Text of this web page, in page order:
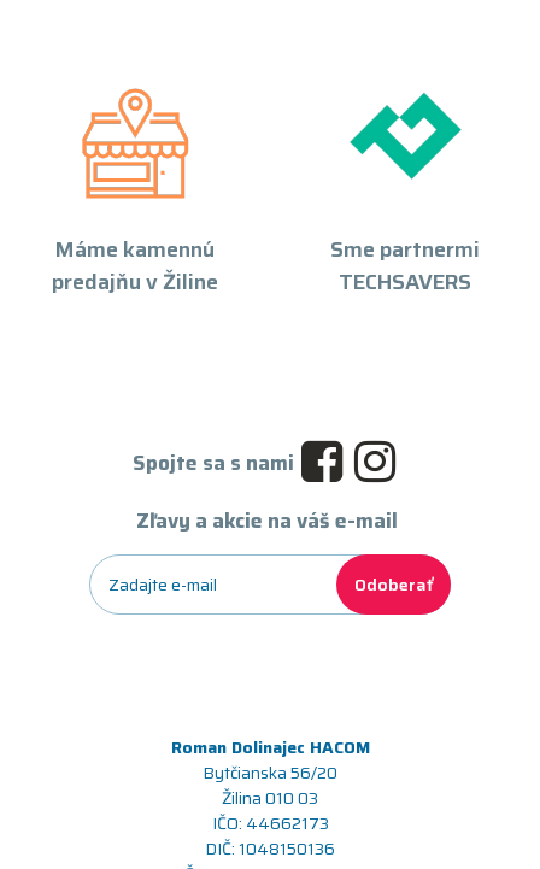
Máme kamennú
predajňu v Žiline
Sme partnermi
TECHSAVERS
Spojte sa s nami
Zľavy a akcie na váš e-mail
Odoberať
Roman Dolinajec HACOM
Bytčianska 56/20
Žilina 010 03
IČO: 44662173
DIČ: 1048150136